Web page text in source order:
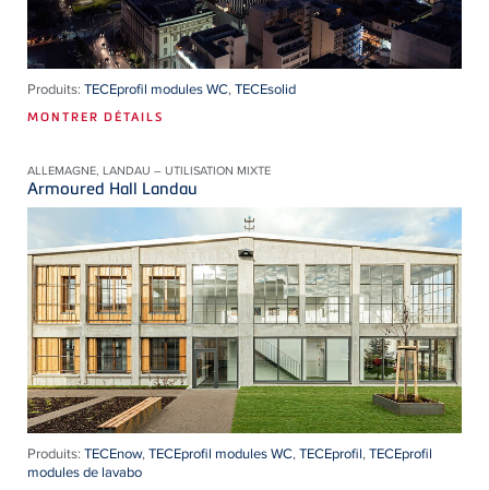
Produits: TECEprofil modules WC,TECEsolid
MONTRER DÉTAILS
ALLEMAGNE, LANDAU – UTILISATION MIXTE
Armoured Hall Landau
Produits: TECEnow,TECEprofil modules WC,TECEprofil,TECEprofil
modules de lavabo